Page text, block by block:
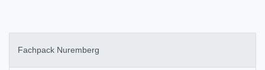
Fachpack Nuremberg